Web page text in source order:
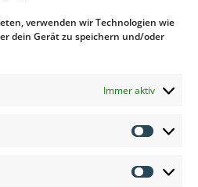
verwenden wir Technologien wie
dein Gerät zu speichern und/oder
Immer aktiv
liefern,
Anpassung
Sie im Blick für den besten Preis